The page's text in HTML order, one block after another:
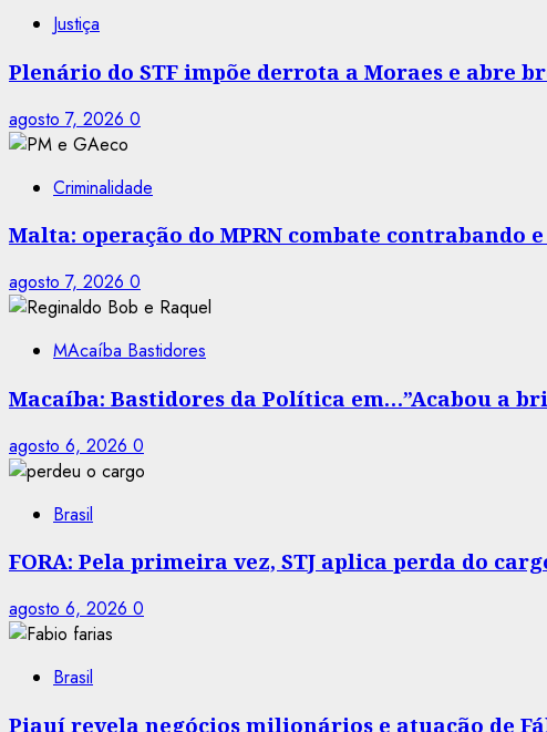
Justiça
Plenário do STF impõe derrota a Moraes e abre
agosto 7, 2026 0
Criminalidade
Malta: operação do MPRN combate contrabando
agosto 7, 2026 0
MAcaíba Bastidores
Macaíba: Bastidores da Política em…”Acabou a
agosto 6, 2026 0
Brasil
FORA: Pela primeira vez, STJ aplica perda do
agosto 6, 2026 0
Brasil
Piauí revela negócios milionários e atuação de